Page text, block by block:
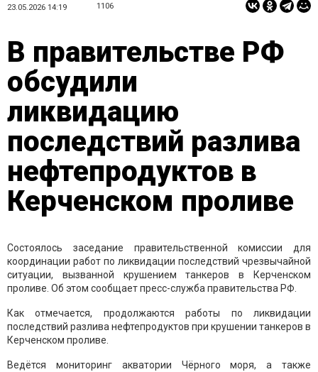
23.05.2026 14:19 1106
В правительстве РФ
обсудили
ликвидацию
последствий разлива
нефтепродуктов в
Керченском проливе
Состоялось заседание правительственной комиссии для
координации работ по ликвидации последствий чрезвычайной
ситуации, вызванной крушением танкеров в Керченском
проливе. Об этом сообщает пресс-служба правительства РФ.
Как отмечается, продолжаются работы по ликвидации
последствий разлива нефтепродуктов при крушении танкеров в
Керченском проливе.
Ведётся мониторинг акватории Чёрного моря, а также